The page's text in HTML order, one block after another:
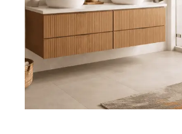
BESOIN DE
CONSEILS POUR
VOTRE
DECORATION !